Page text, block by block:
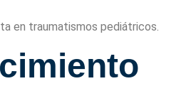
en traumatismos pediátricos.